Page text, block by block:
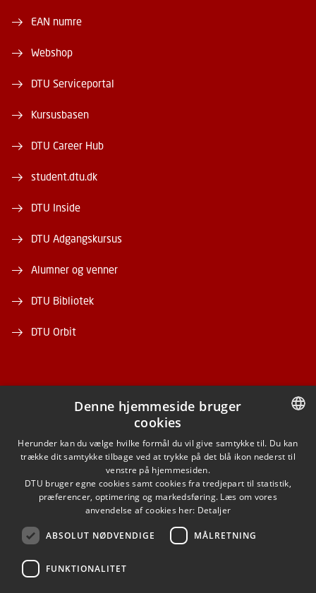
EAN numre
Webshop
DTU Serviceportal
Kursusbasen
DTU Career Hub
student.dtu.dk
DTU Inside
DTU Adgangskursus
Alumner og venner
DTU Bibliotek
DTU Orbit
FACEBOOK
INSTAGRAM
LINKEDIN
YOUTUBE
DANISH
ENGLISH
Denne hjemmeside bruger
cookies
Herunder kan du vælge hvilke formål du vil give samtykke til. Du kan
trække dit samtykke tilbage ved at trykke på det blå ikon nederst til
venstre på hjemmesiden.
DTU bruger egne cookies samt cookies fra tredjepart til statistik,
præferencer, optimering og markedsføring. Læs om vores
anvendelse af cookies her: Detaljer
ABSOLUT NØDVENDIGE MÅLRETNING
FUNKTIONALITET